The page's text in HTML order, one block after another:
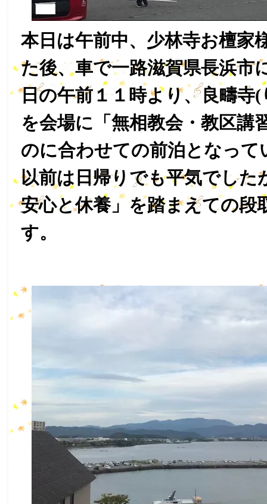
本日は午前中、少林寺お檀家
た後、車で一路滋賀県長浜市
日の午前１１時より、良疇寺
を会場に「無相教会・教区講
のに合わせての前泊となって
以前は日帰りでも平気でした
安心と休養」を踏まえての段
す。